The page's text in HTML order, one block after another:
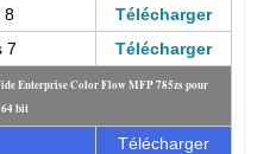
8
Télécharger
7
Télécharger
Enterprise Color Flow MFP 785zs pour
bit
Télécharger